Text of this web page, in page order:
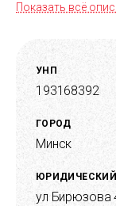
«Мобирикс» на
технологии:
SwiftyVIPER, Hue,
CoreGraphics,
HealthKit, Core
WatchConnectivity,
SDK, Facebook
Symfony 4.2, Nginx
SwiftColorArt,
PhotoKit; Backend
Nginx 1.15 и др.
Показать всё
УНП
193168392
ГОРОД
Минск
ул Бирюзова